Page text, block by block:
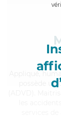
,
possède
services